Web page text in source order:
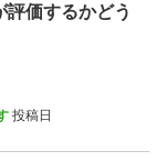
価するかどう
投稿日